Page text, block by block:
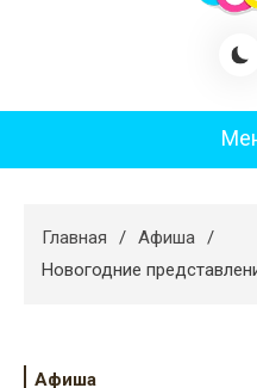
Худеем
Главная
Афиша
Новогодние
Афиша